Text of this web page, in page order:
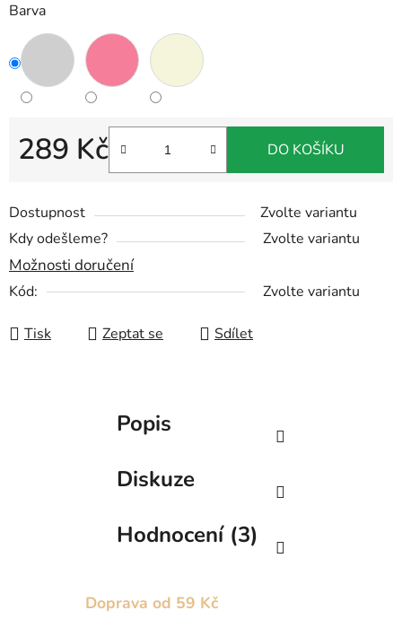
Barva
Dostupnost
Zvolte variantu
Kdy odešleme?
Zvolte variantu
Možnosti doručení
Kód: Zvolte variantu
289 Kč DO KOŠÍKU
Tisk Zeptat se Sdílet
Doprava od 59 Kč
Popis
Diskuze
Hodnocení (3)